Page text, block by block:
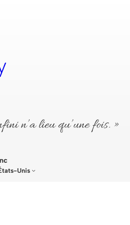
n’a lieu qu’une fois. »
Unis